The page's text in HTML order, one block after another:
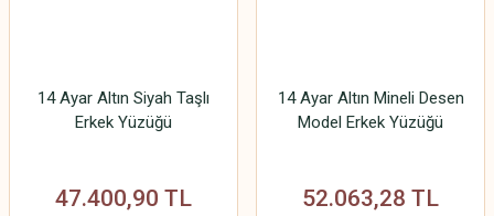
14 Ayar Altın Siyah Taşlı
Erkek Yüzüğü
47.400,90 TL
14 Ayar Altın Mineli Desen
Model Erkek Yüzüğü
52.063,28 TL